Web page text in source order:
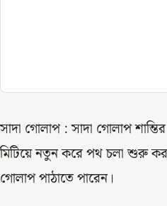
সাদা গোলাপ : সাদা গোলাপ
মিটিয়ে নতুন করে পথ চলা শুরু
গোলাপ পাঠাতে পারেন।